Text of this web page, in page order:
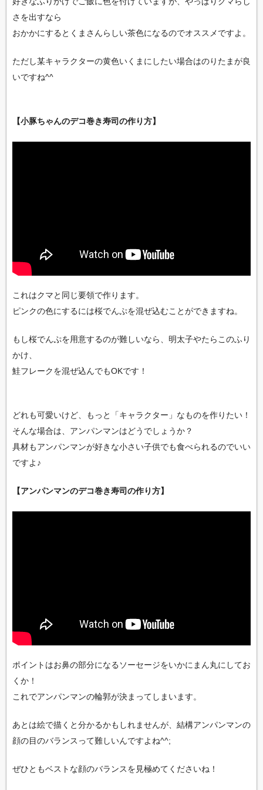
さを出すなら
おかかにするとくまさんらしい茶色になるのでオススメですよ。
ただし某キャラクターの黄色いくまにしたい場合はのりたまが良
いですね^^
【小豚ちゃんのデコ巻き寿司の作り方】
これはクマと同じ要領で作ります。
ピンクの色にするには桜でんぷを混ぜ込むことができますね。
もし桜でんぷを用意するのが難しいなら、明太子やたらこのふり
かけ、
鮭フレークを混ぜ込んでもOKです！
どれも可愛いけど、もっと「キャラクター」なものを作りたい！
そんな場合は、アンパンマンはどうでしょうか？
具材もアンパンマンが好きな小さい子供でも食べられるのでいい
ですよ♪
【アンパンマンのデコ巻き寿司の作り方】
ポイントはお鼻の部分になるソーセージをいかにまん丸にしてお
くか！
これでアンパンマンの輪郭が決まってしまいます。
あとは絵で描くと分かるかもしれませんが、結構アンパンマンの
顔の目のバランスって難しいんですよね^^;
ぜひともベストな顔のバランスを見極めてくださいね！